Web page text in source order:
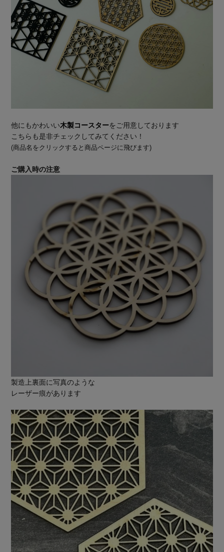
他にもかわいい木製コースターをご用意しております
こちらも是非チェックしてみてください！
(商品名をクリックすると商品ページに飛びます)
ご購入時の注意
製造上裏面に写真のような
レーザー痕があります